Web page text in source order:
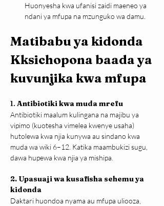
Huonyesha kwa ufanisi zaidi maeneo ya
ndani ya mfupa na mzunguko wa damu.
Matibabu ya kidonda
Kksichopona baada ya
kuvunjika kwa mfupa
1. Antibiotiki kwa muda mrefu
Antibiotiki maalum kulingana na majibu ya
vipimo (kuotesha vimelea kwenye usaha)
hutolewa kwa njia kunywa au sindano kwa
muda wa wiki 6–12. Katika maambukizi sugu,
dawa hupewa kwa njia ya mishipa.
2. Upasuaji wa kusafisha sehemu ya
kidonda
Daktari huondoa nyama au mfupa uliooza,